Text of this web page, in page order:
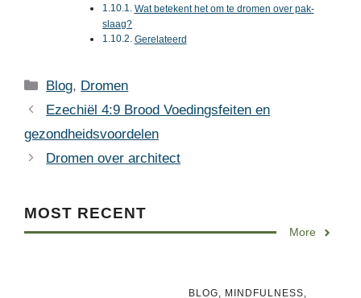
Wat betekent het om te dromen over pak-
slaag?
Gerelateerd
Categories
Blog, Dromen
Ezechiël 4:9 Brood Voedingsfeiten en
gezondheidsvoordelen
Dromen over architect
MOST RECENT
More
BLOG MINDFULNESS